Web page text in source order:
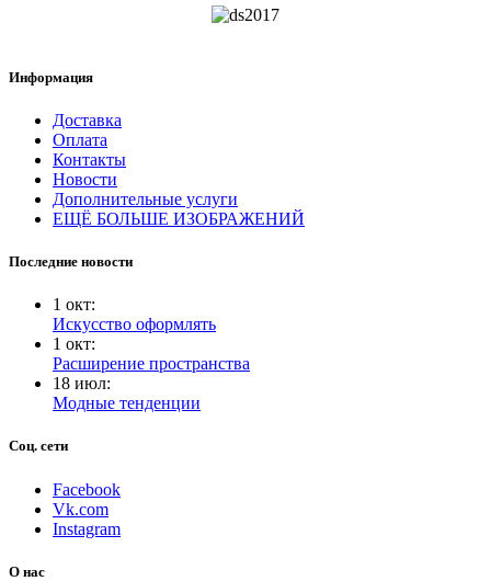
Информация
Доставка
Оплата
Контакты
Новости
Дополнительные услуги
ЕЩЁ БОЛЬШЕ ИЗОБРАЖЕНИЙ
Последние новости
1 окт:
Искусство оформлять
1 окт:
Расширение пространства
18 июл:
Модные тенденции
Соц. сети
Facebook
Vk.com
Instagram
О нас